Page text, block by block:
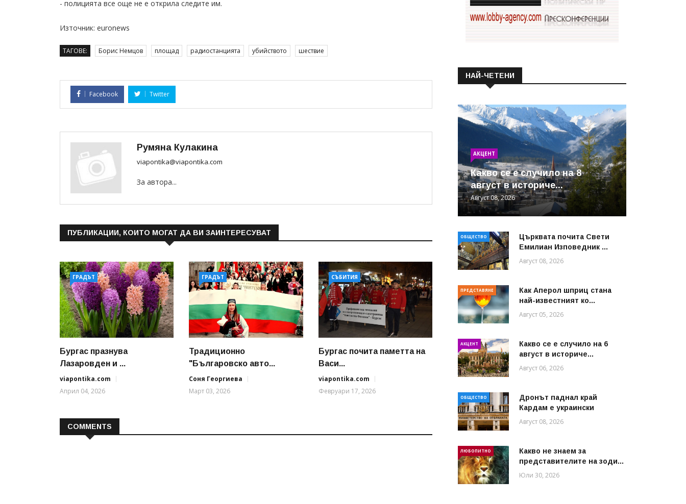
- полицията все още не е открила следите им.
Източник: euronews
ТАГОВЕ: Борис Немцов площад радиостанцията убийството шествие
Facebook Twitter
Румяна Кулакина
viapontika@viapontika.com
За автора...
ПУБЛИКАЦИИ, КОИТО МОГАТ ДА ВИ ЗАИНТЕРЕСУВАТ
ГРАДЪТ
Бургас празнува
Лазаровден и ...
viapontika.com
Април 04, 2026
ГРАДЪТ
Традиционно
"Българовско авто...
Соня Георгиева
Март 03, 2026
СЪБИТИЯ
Бургас почита паметта на
Васи...
viapontika.com
Февруари 17, 2026
COMMENTS
НАЙ-ЧЕТЕНИ
АКЦЕНТ
Какво се е случило на 8
август в историче...
Август 08, 2026
ОБЩЕСТВО
Църквата почита Свeти
Емилиан Изповедник ...
Август 08, 2026
ПРЕДСТАВЯНЕ
Как Аперол шприц стана
най-известният ко...
Август 05, 2026
АКЦЕНТ
Какво се е случило на 6
август в историче...
Август 06, 2026
ОБЩЕСТВО
Дронът паднал край
Кардам е украински
Август 08, 2026
ЛЮБОПИТНО
Какво не знаем за
представителите на зоди...
Юли 30, 2026